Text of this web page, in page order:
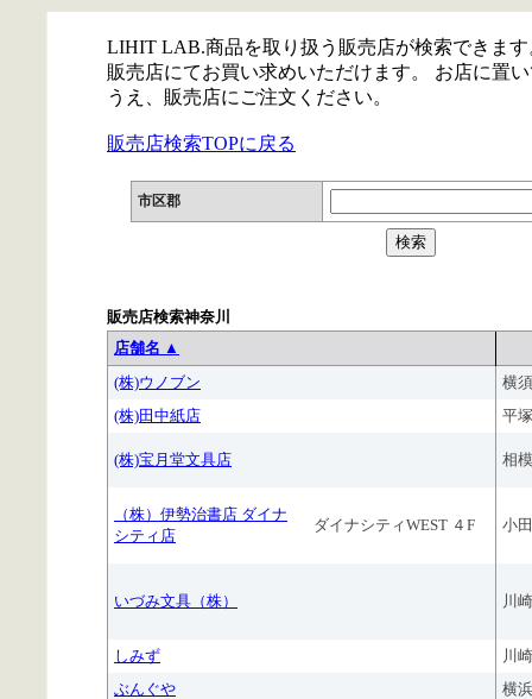
LIHIT LAB.商品を取り扱う販売店が検索できま
販売店にてお買い求めいただけます。 お店に置
うえ、販売店にご注文ください。
販売店検索TOPに戻る
市区郡
販売店検索神奈川
店舗名 ▲
(株)ウノブン
横
(株)田中紙店
平
(株)宝月堂文具店 相
（株）伊勢治書店 ダイナ
シティ店
ダイナシティWEST ４F 小
いづみ文具（株） 川
しみず
川
ぶんぐや
横